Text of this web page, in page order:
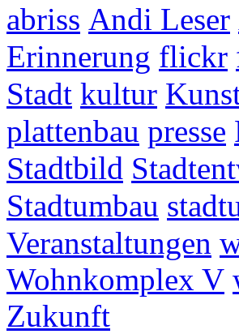
abriss Andi Leser
Erinnerung flickr
Stadt kultur
plattenbau presse
Stadtbild
Stadtumbau
Veranstaltungen
Wohnkomplex V
Zukunft